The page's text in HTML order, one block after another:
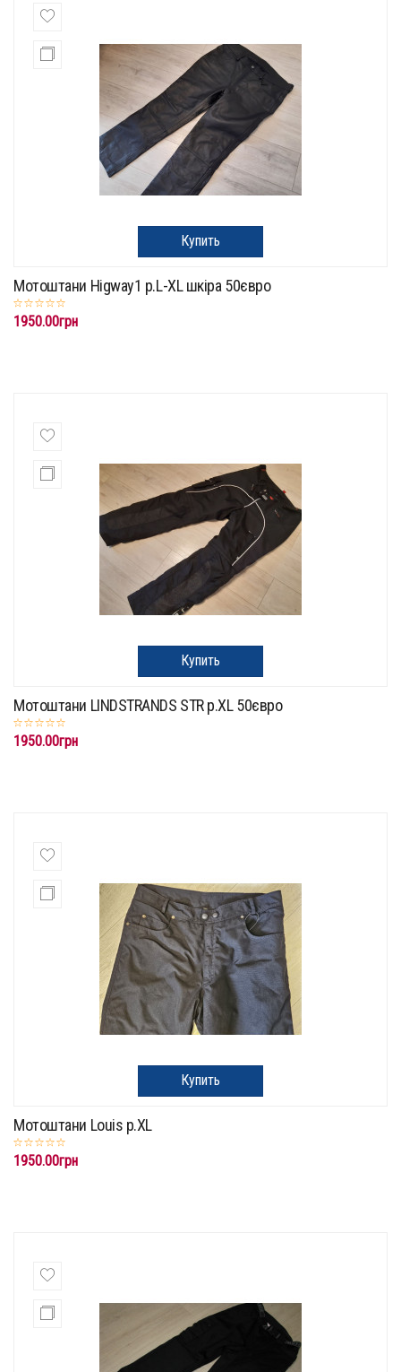
Купить
Мотоштани Higway1 p.L-XL шкіра 50євро
1950.00грн
Купить
Мотоштани LINDSTRANDS STR p.XL 50євро
1950.00грн
Купить
Мотоштани Louis p.XL
1950.00грн